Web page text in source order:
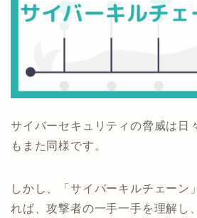
サイバーセキュリティの脅威は日
もまた同様です。
しかし、「サイバーキルチェーン
れば、攻撃者の一手一手を理解し